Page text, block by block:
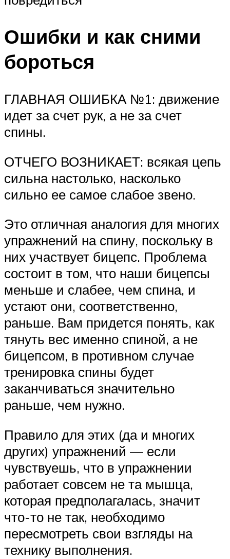
Ошибки и как сними
бороться
ГЛАВНАЯ ОШИБКА №1: движение
идет за счет рук, а не за счет
спины.
ОТЧЕГО ВОЗНИКАЕТ: всякая цепь
сильна настолько, насколько
сильно ее самое слабое звено.
Это отличная аналогия для многих
упражнений на спину, поскольку в
них участвует бицепс. Проблема
состоит в том, что наши бицепсы
меньше и слабее, чем спина, и
устают они, соответственно,
раньше. Вам придется понять, как
тянуть вес именно спиной, а не
бицепсом, в противном случае
тренировка спины будет
заканчиваться значительно
раньше, чем нужно.
Правило для этих (да и многих
других) упражнений — если
чувствуешь, что в упражнении
работает совсем не та мышца,
которая предполагалась, значит
что-то не так, необходимо
пересмотреть свои взгляды на
технику выполнения.